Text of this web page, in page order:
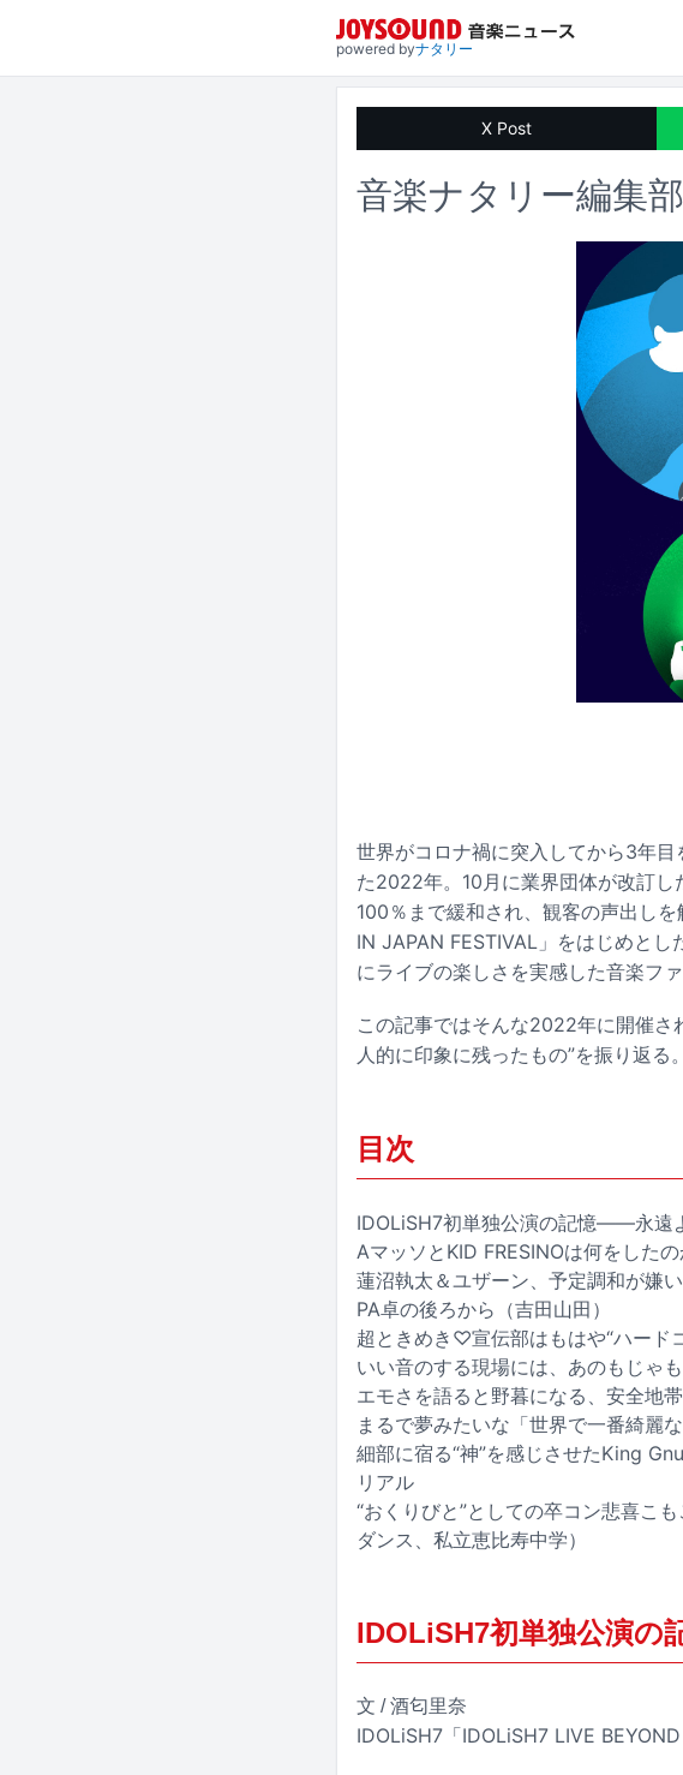
powered byナタリー
X Post
音楽ナタリー編集
世界がコロナ禍に突入してから3年
た2022年。10月に業界団体が改訂
100％まで緩和され、観客の声出し
IN JAPAN FESTIVAL」をはじめと
にライブの楽しさを実感した音楽フ
この記事ではそんな2022年に開催さ
人的に印象に残ったもの”を振り返る。
目次
IDOLiSH7初単独公演の記憶――永遠
AマッソとKID FRESINOは何をした
蓮沼執太＆ユザーン、予定調和が嫌
PA卓の後ろから（吉田山田）
超ときめき♡宣伝部はもはや“ハード
いい音のする現場には、あのもじゃ
エモさを語ると野暮になる、安全地
まるで夢みたいな「世界で一番綺麗
細部に宿る“神”を感じさせたKing
リアル
“おくりびと”としての卒コン悲喜こ
ダンス、私立恵比寿中学）
IDOLiSH7初単独公演
文 / 酒匂里奈
IDOLiSH7「IDOLiSH7 LIVE